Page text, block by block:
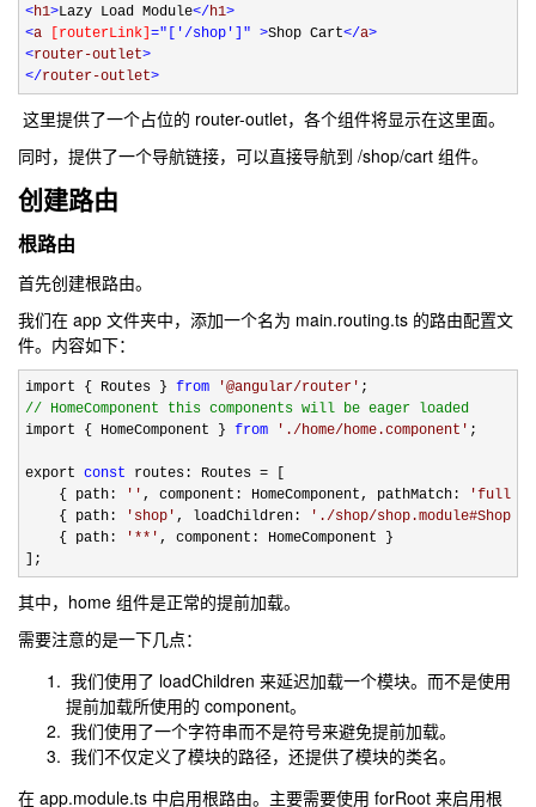
<h1>Lazy Load Module</h1>
<a [routerLink] ="['/shop']" >Shop Cart</a>
<router-outlet>
</router-outlet>
这里提供了一个占位的 router-outlet，各个组件将显示在这里面。
同时，提供了一个导航链接，可以直接导航到 /shop/cart 组件。
创建路由
根路由
首先创建根路由。
我们在 app 文件夹中，添加一个名为 main.routing.ts 的路由配置文
件。内容如下：
import { Routes } from '@angular/router '
// HomeComponent this components will be eager loaded
import { HomeComponent } from ' ./home/home.component ' ;
export const routes: Routes = [
    { path:
'' , component: HomeComponent, pathMatch: 'full
    { path:
' shop ' , loadChildren: ' ./shop/
    { path:
' ** ' , component: HomeComponent }
];
其中，home 组件是正常的提前加载。
需要注意的是一下几点：
我们使用了 loadChildren 来延迟加载一个模块。而不是使用
提前加载所使用的 component。
我们使用了一个字符串而不是符号来避免提前加载。
我们不仅定义了模块的路径，还提供了模块的类名。
在 app.module.ts 中启用根路由。主要需要使用 forRoot 来启用根